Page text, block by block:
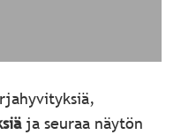
ja seuraa näytön